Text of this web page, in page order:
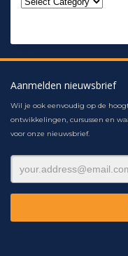
Aanmelden nieuwsbrief
Wil je ook eenvoudig op de
ontwikkelingen, cursussen en
voor onze nieuwsbrief.